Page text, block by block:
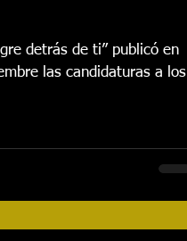
detrás de ti” publicó en
las candidaturas a los